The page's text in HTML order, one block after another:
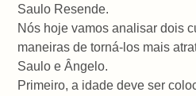
Saulo Resende.
Nós hoje vamos analisar dois
maneiras de torná-los mais
Saulo e Ângelo.
Primeiro, a idade deve ser